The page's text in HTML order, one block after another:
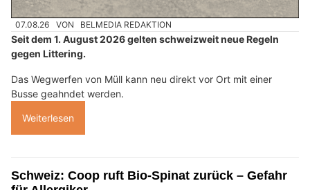
07.08.26 VON BELMEDIA REDAKTION
Seit dem 1. August 2026 gelten schweizweit neue Regeln
gegen Littering.
Das Wegwerfen von Müll kann neu direkt vor Ort mit einer
Busse geahndet werden.
Weiterlesen
Schweiz: Coop ruft Bio-Spinat zurück – Gefahr